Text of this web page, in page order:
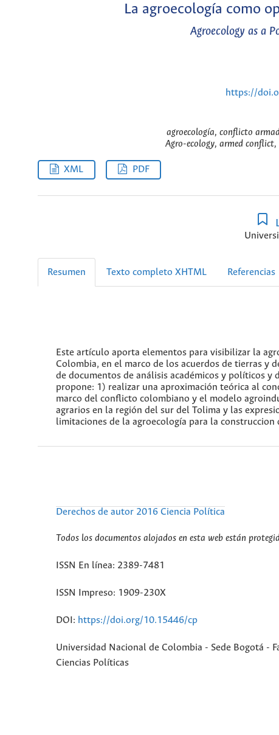
La agroecología como
Agroecology as a
https://
agroecología, conflicto
Agro-ecology, armed
XML PDF
Resumen Texto completo XHTML Referencias
Este artículo aporta elementos para visibilizar la
Colombia, en el marco de los acuerdos de tierras y
de documentos de análisis académicos y políticos
propone: 1) realizar una aproximación teórica al
marco del conflicto colombiano y el modelo
agrarios en la región del sur del Tolima y las
limitaciones de la agroecología para la construccion
Derechos de autor 2016 Ciencia Política
Todos los documentos alojados en esta web están
ISSN En línea: 2389-7481
ISSN Impreso: 1909-230X
DOI: https://doi.org/10.15446/cp
Universidad Nacional de Colombia - Sede Bogotá -
Ciencias Políticas